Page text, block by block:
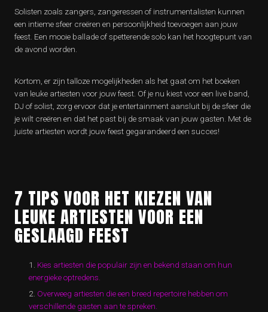
Solisten zoals zangers, zangeressen of instrumentalisten kunnen
een intieme sfeer creëren en persoonlijkheid toevoegen aan jouw
feest. Een mooie ballade of spetterende solo kan het hoogtepunt van
de avond worden.
Kortom, er zijn talloze mogelijkheden als het gaat om het boeken
van leuke artiesten voor jouw feest. Of je nu kiest voor een live band,
DJ of solist, zorg ervoor dat je entertainment aansluit bij de sfeer die
je wilt creëren en dat het past bij de smaak van jouw gasten. Met de
juiste artiesten wordt jouw feest gegarandeerd een succes!
7 TIPS VOOR HET KIEZEN VAN
LEUKE ARTIESTEN VOOR EEN
GESLAAGD FEEST
Kies artiesten die populair zijn en bekend staan om hun
energieke optredens.
Overweeg artiesten die een breed repertoire hebben om
verschillende gasten aan te spreken.